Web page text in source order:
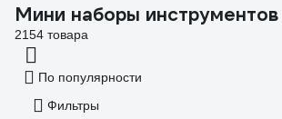
Мини наборы инструментов
2154 товара
По популярности
Фильтры